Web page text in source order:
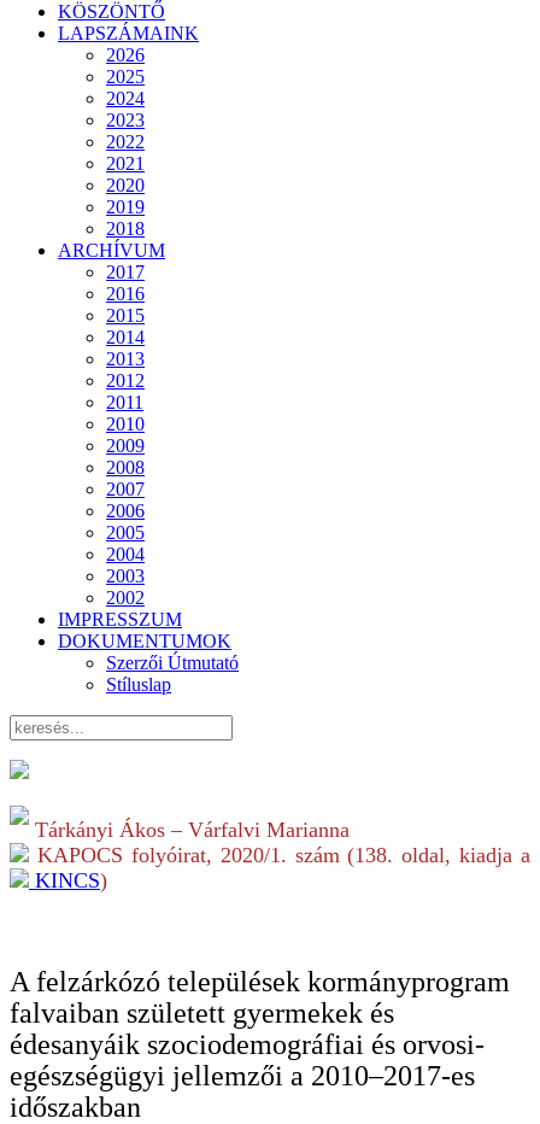
KÖSZÖNTŐ
LAPSZÁMAINK
2026
2025
2024
2023
2022
2021
2020
2019
2018
ARCHÍVUM
2017
2016
2015
2014
2013
2012
2011
2010
2009
2008
2007
2006
2005
2004
2003
2002
IMPRESSZUM
DOKUMENTUMOK
Szerzői Útmutató
Stíluslap
Tárkányi Ákos – Várfalvi Marianna
KAPOCS folyóirat, 2020/1. szám (138. oldal, kiadja a
KINCS)
A felzárkózó települések kormányprogram
falvaiban született gyermekek és
édesanyáik szociodemográfiai és orvosi-
egészségügyi jellemzői a 2010–2017-es
időszakban